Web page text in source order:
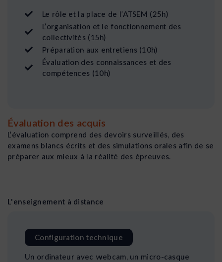
Le rôle et la place de l’ATSEM (25h)
L’organisation et le fonctionnement des
collectivités (15h)
Préparation aux entretiens (10h)
Évaluation des connaissances et des
compétences (10h)
Évaluation des acquis
L’évaluation comprend des devoirs surveillés, des
examens blancs écrits et des simulations orales afin de se
préparer aux mieux à la réalité des épreuves.
L'enseignement à distance
Configuration technique
Un ordinateur avec webcam, un micro-casque